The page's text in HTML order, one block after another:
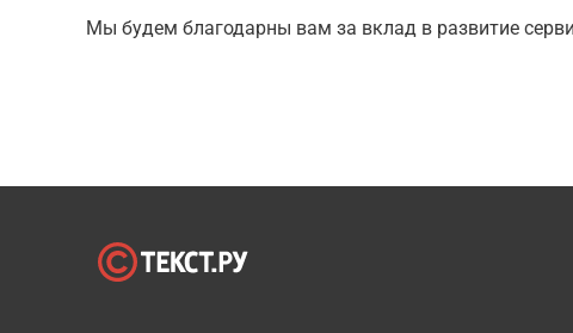
Мы будем благодарны вам за вклад в развитие